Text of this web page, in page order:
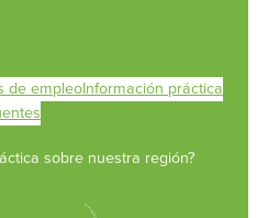
de empleoInformación práctica
sobre nuestra región?